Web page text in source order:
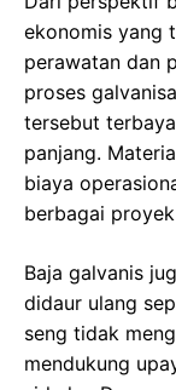
ekonomis yang
perawatan dan
proses
tersebut
panjang.
biaya
berbagai
Baja galvanis
didaur ulang
seng tidak
mendukung